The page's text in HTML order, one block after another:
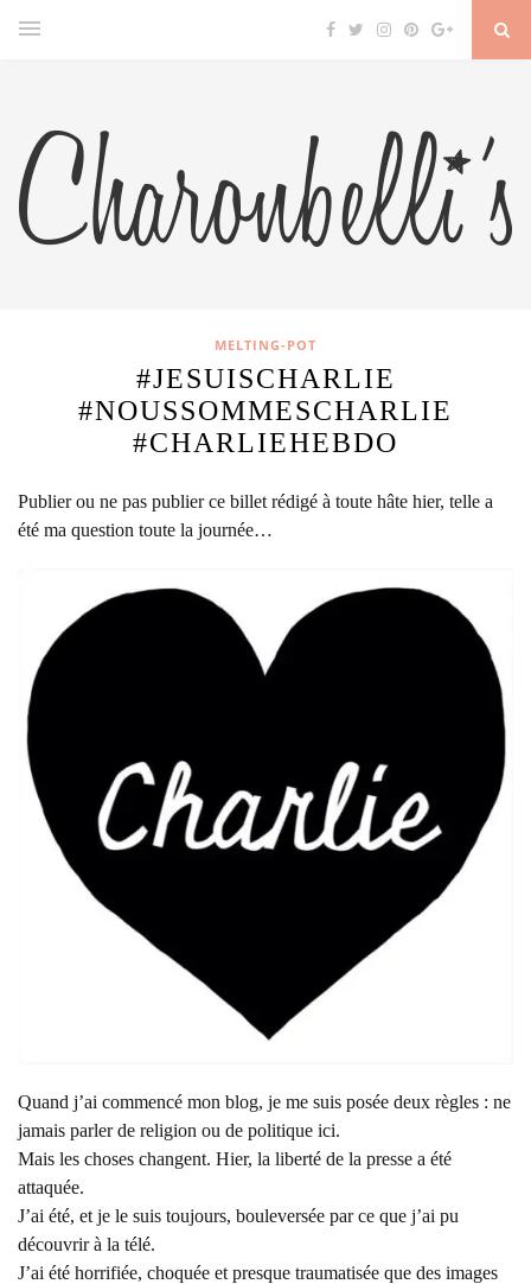
MELTING-POT
#JESUISCHARLIE
#NOUSSOMMESCHARLIE
#CHARLIEHEBDO
Publier ou ne pas publier ce billet rédigé à toute hâte hier, telle a
été ma question toute la journée…
Quand j’ai commencé mon blog, je me suis posée deux règles : ne
jamais parler de religion ou de politique ici.
Mais les choses changent. Hier, la liberté de la presse a été
attaquée.
J’ai été, et je le suis toujours, bouleversée par ce que j’ai pu
découvrir à la télé.
J’ai été horrifiée, choquée et presque traumatisée que des images